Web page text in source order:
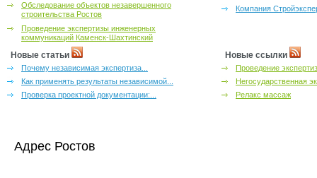
Обследование объектов незавершенного
строительства Ростов
Проведение экспертизы инженерных
коммуникаций Каменск-Шахтинский
Компания
Новые статьи
Почему независимая экспертиза...
Как применять результаты независимой...
Проверка проектной документации:...
Новые ссылки
Проведение
Негосударственная
Релакс массаж
Адрес Ростов